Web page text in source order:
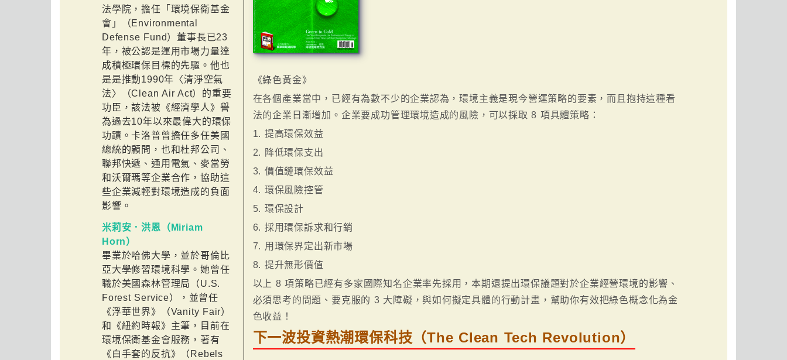
法學院，擔任「環境保衛基金
會」（Environmental
Defense Fund）董事長已23
年，被公認是運用市場力量達
成積極環保目標的先驅。他也
是是推動1990年〈清淨空氣
法〉（Clean Air Act）的重要
功臣，該法被《經濟學人》譽
為過去10年以來最偉大的環保
功蹟。卡洛普曾擔任多任美國
總統的顧問，也和杜邦公司、
聯邦快遞、通用電氣、麥當勞
和沃爾瑪等企業合作，協助這
些企業減輕對環境造成的負面
影響。
米莉安．洪恩（Miriam
Horn）
畢業於哈佛大學，並於哥倫比
亞大學修習環境科學。她曾任
職於美國森林管理局（U.S.
Forest Service），並曾任
《浮華世界》（Vanity Fair）
和《紐約時報》主筆，目前在
環境保衛基金會服務，著有
《白手套的反抗》（Rebels
《綠色黃金》
在各個產業當中，已經有為數不少的企業認為，環境主義是現今營運策略的要素，而且抱持這種看
法的企業日漸增加。企業要成功管理環境造成的風險，可以採取 8 項具體策略：
1. 提高環保效益
2. 降低環保支出
3. 價值鏈環保效益
4. 環保風險控管
5. 環保設計
6. 採用環保訴求和行銷
7. 用環保界定出新市場
8. 提升無形價值
以上 8 項策略已經有多家國際知名企業率先採用，本期還提出環保議題對於企業經營環境的影響、
必須思考的問題、要克服的 3 大障礙，與如何擬定具體的行動計畫，幫助你有效把綠色概念化為金
色收益！
下一波投資熱潮環保科技（The Clean Tech Revolution）